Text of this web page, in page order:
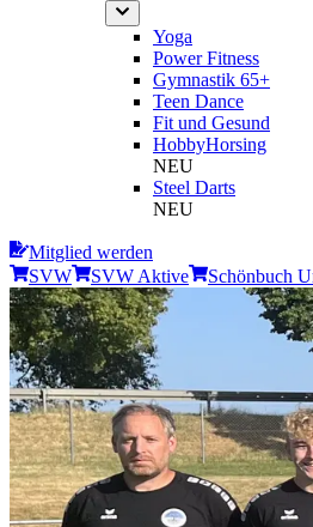
Yoga
Power Fitness
Gymnastik 65+
Teen Dance
Fit und Gesund
HobbyHorsing
NEU
Steel Darts
NEU
Mitglied werden
SVW
SVW Aktive Schönbuch